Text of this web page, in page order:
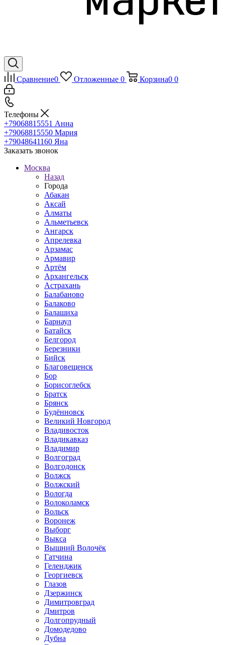
Сравнение0 Отложенные 0 Корзина0 0
Телефоны
+79068815551 Анна
+79068815550 Мария
+79048641160 Яна
Заказать звонок
Москва
Назад
Города
Абакан
Аксай
Алматы
Альметьевск
Ангарск
Апрелевка
Арзамас
Армавир
Артём
Архангельск
Астрахань
Балабаново
Балаково
Балашиха
Барнаул
Батайск
Белгород
Березники
Бийск
Благовещенск
Бор
Борисоглебск
Братск
Брянск
Будённовск
Великий Новгород
Владивосток
Владикавказ
Владимир
Волгоград
Волгодонск
Волжск
Волжский
Вологда
Волоколамск
Вольск
Воронеж
Выборг
Выкса
Вышний Волочёк
Гатчина
Геленджик
Георгиевск
Глазов
Дзержинск
Димитровград
Дмитров
Долгопрудный
Домодедово
Дубна